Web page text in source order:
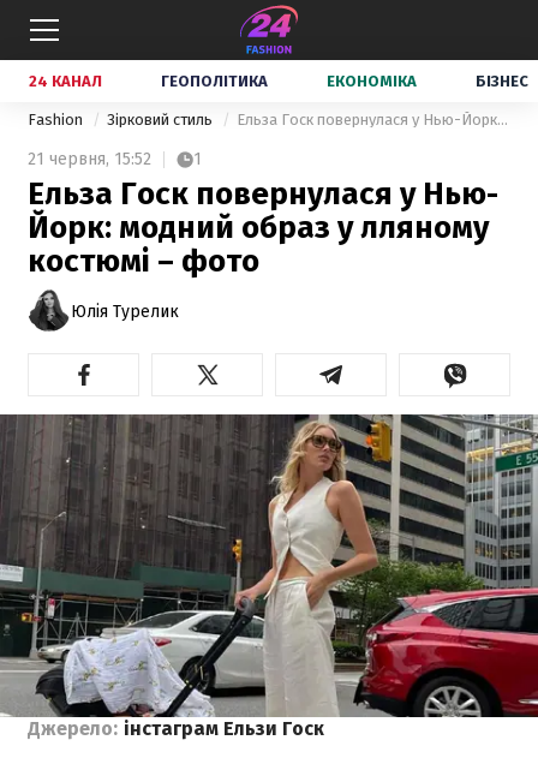
24 КАНАЛ ГЕОПОЛІТИКА ЕКОНОМІКА БІЗНЕС
Fashion Зірковий стиль Ельза Госк повернулася у Нью-Йорк: модний образ у лляному костюмі – фото
21 червня, 15:52 1
Ельза Госк повернулася у Нью-
Йорк: модний образ у лляному
костюмі – фото
Юлія Турелик
Джерело: інстаграм Ельзи Госк